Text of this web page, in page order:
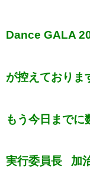
Dance GALA
が控えておりま
もう今日までに
実行委員長 加